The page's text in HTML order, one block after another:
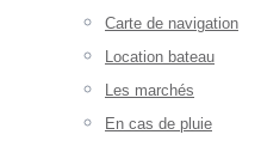
Carte de navigation
Location bateau
Les marchés
En cas de pluie